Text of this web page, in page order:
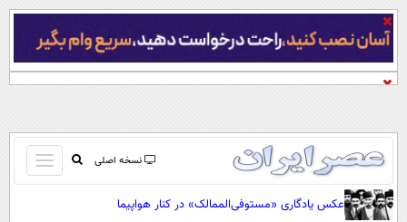
نسخه اصلی
باز
و
صفحه اول
عکس یادگاری «مستوفی‌الممالک» در کنار هواپیما